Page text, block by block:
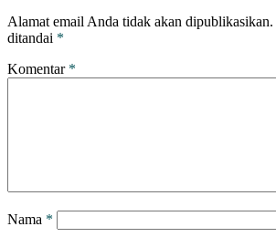
Alamat email Anda tidak akan dipublikasikan.
ditandai *
Komentar *
Nama *